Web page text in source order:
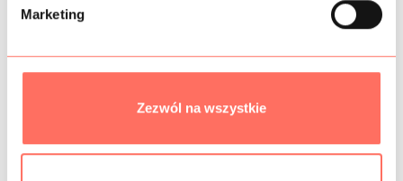
Marketing
Zezwól na wszystkie
PRÓBKI TKANIN
BEZPIECZEŃSTWO
Podobne produkty